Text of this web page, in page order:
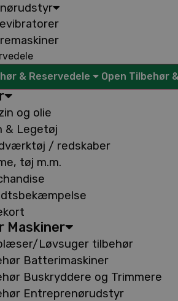
& Reservedele
Open Tilbehør
og olie
& Legetøj
/ redskaber
tøj m.m.
Maskiner
Løvsuger tilbehør
Batterimaskiner
Buskryddere og Trimmere
Entreprenørudstyr